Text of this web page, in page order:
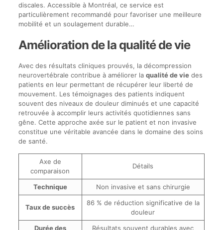
discales. Accessible à Montréal, ce service est
particulièrement recommandé pour favoriser une meilleure
mobilité et un soulagement durable…
Amélioration de la qualité de vie
Avec des résultats cliniques prouvés, la décompression
neurovertébrale contribue à améliorer la qualité de viedes
patients en leur permettant de récupérer leur liberté de
mouvement. Les témoignages des patients indiquent
souvent des niveaux de douleur diminués et une capacité
retrouvée à accomplir leurs activités quotidiennes sans
gêne. Cette approche axée sur le patient et non invasive
constitue une véritable avancée dans le domaine des soins
de santé.
Axe de
comparaison
Détails
Technique Non invasive et sans chirurgie
Taux de succès
86 % de réduction significative de la
douleur
Durée des
Résultats souvent durables avec